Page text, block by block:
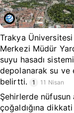
Trakya
Merkezi Müdür
suyu hasadı
depolanarak su ve
belirtti.
1 11 Nisan
Şehirlerde nüfusun
çoğaldığına